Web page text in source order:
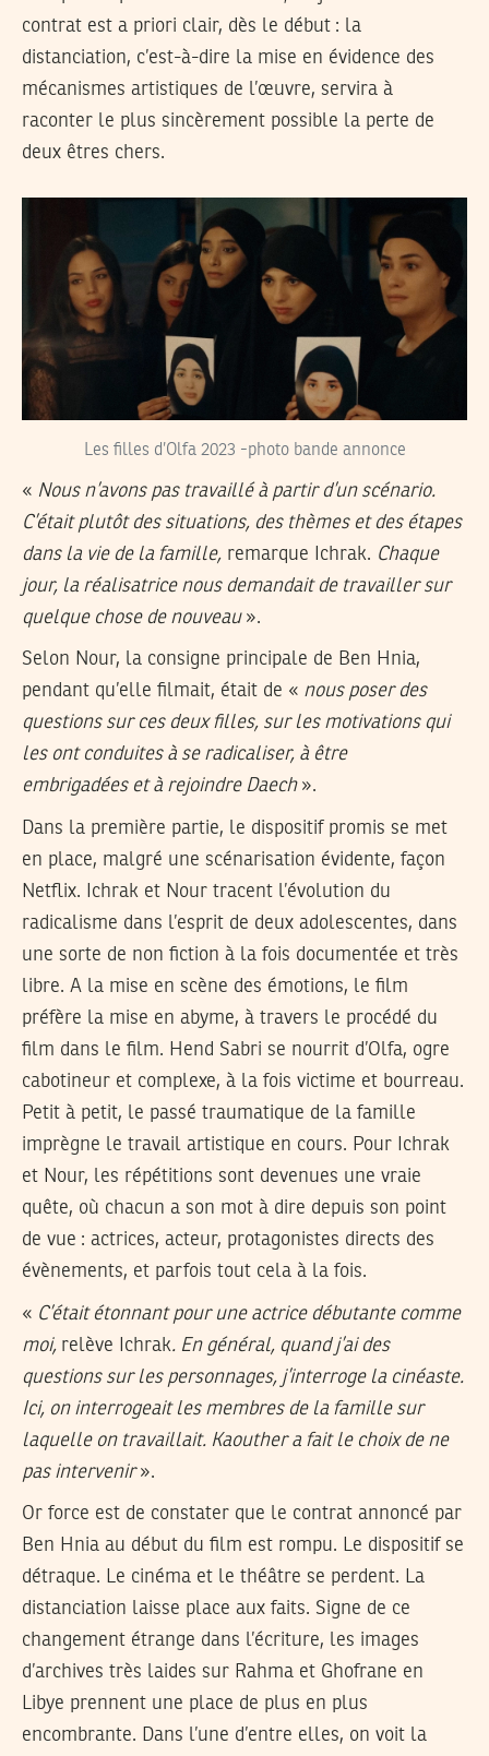
contrat est a priori clair, dès le début : la
distanciation, c’est-à-dire la mise en évidence des
mécanismes artistiques de l’œuvre, servira à
raconter le plus sincèrement possible la perte de
deux êtres chers.
Les filles d’Olfa 2023 -photo bande annonce
« Nous n’avons pas travaillé à partir d’un scénario.
C’était plutôt des situations, des thèmes et des étapes
dans la vie de la famille, remarque Ichrak. Chaque
jour, la réalisatrice nous demandait de travailler sur
quelque chose de nouveau».
Selon Nour, la consigne principale de Ben Hnia,
pendant qu’elle filmait, était de « nous poser des
questions sur ces deux filles, sur les motivations qui
les ont conduites à se radicaliser, à être
embrigadées et à rejoindre Daech».
Dans la première partie, le dispositif promis se met
en place, malgré une scénarisation évidente, façon
Netflix. Ichrak et Nour tracent l’évolution du
radicalisme dans l’esprit de deux adolescentes, dans
une sorte de non fiction à la fois documentée et très
libre. A la mise en scène des émotions, le film
préfère la mise en abyme, à travers le procédé du
film dans le film. Hend Sabri se nourrit d’Olfa, ogre
cabotineur et complexe, à la fois victime et bourreau.
Petit à petit, le passé traumatique de la famille
imprègne le travail artistique en cours. Pour Ichrak
et Nour, les répétitions sont devenues une vraie
quête, où chacun a son mot à dire depuis son point
de vue : actrices, acteur, protagonistes directs des
évènements, et parfois tout cela à la fois.
« C’était étonnant pour une actrice débutante comme
moi, relève Ichrak. En général, quand j’ai des
questions sur les personnages, j’interroge la cinéaste.
Ici, on interrogeait les membres de la famille sur
laquelle on travaillait. Kaouther a fait le choix de ne
pas intervenir».
Or force est de constater que le contrat annoncé par
Ben Hnia au début du film est rompu. Le dispositif se
détraque. Le cinéma et le théâtre se perdent. La
distanciation laisse place aux faits. Signe de ce
changement étrange dans l’écriture, les images
d’archives très laides sur Rahma et Ghofrane en
Libye prennent une place de plus en plus
encombrante. Dans l’une d’entre elles, on voit la